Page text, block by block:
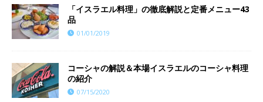
「イスラエル料理」の徹底解説と定番メニュー43
品
01/01/2019
コーシャの解説＆本場イスラエルのコーシャ料理
の紹介
07/15/2020